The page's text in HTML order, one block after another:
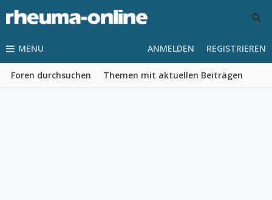
MENU
Foren durchsuchen Themen mit aktuellen Beiträgen
ANMELDEN REGISTRIEREN